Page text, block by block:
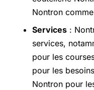
Nontron
Services :
services,
pour les
pour les
Nontron pour